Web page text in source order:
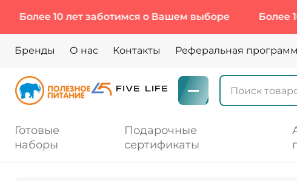
10 лет заботимся о Вашем выборе Более 10 лет
Бренды О нас Контакты Реферальная
Готовые
наборы
Подарочные
сертификаты